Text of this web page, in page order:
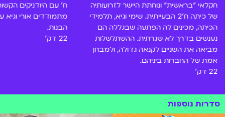
חקלאי "בראשית" ונוחתת היישר לזרועותיה
של כיתה ח'2 הבעייתית. שימי וגיא, תלמידי
הכיתה, מכינים לה הפתעה שבגללה הם
נענשים בדרך לא שגרתית. ההשתלשלות
מביאה את השניים לקנאה גדולה, ולמבחן
אמת של החברות ביניהם.
22 דק'
ח' עם היודניקים
מתמודדים אורי
הבנות.
22 דק'
סדרות נוספות